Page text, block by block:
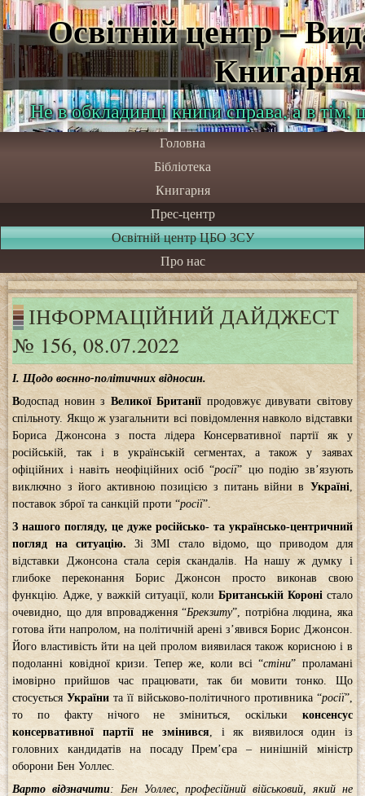
Освітній центр –
Книгарня
Не в обкладинці книги справа, а в
Головна
Бібліотека
Книгарня
Прес-центр
Освітній центр ЦБО ЗСУ
Про нас
ІНФОРМАЦІЙНИЙ ДАЙДЖЕСТ
№ 156, 08.07.2022
І. Щодо воєнно-політичних відносин.
Водоспад новин з Великої Британії продовжує дивувати світову
спільноту. Якщо ж узагальнити всі повідомлення навколо відставки
Бориса Джонсона з поста лідера Консервативної партії як у
російській, так і в українській сегментах, а також у заявах
офіційних і навіть неофіційних осіб “росії” цю подію зв’язують
виключно з його активною позицією з питань війни в Україні
поставок зброї та санкцій проти “росії”.
З нашого погляду, це дуже російсько- та українсько-центричний
погляд на ситуацію. Зі ЗМІ стало відомо, що приводом для
відставки Джонсона стала серія скандалів. На нашу ж думку і
глибоке переконання Борис Джонсон просто виконав свою
функцію. Адже, у важкій ситуації, колиБританській Короні стало
очевидно, що для впровадження “Брекзиту”, потрібна людина, яка
готова йти напролом, на політичній арені з’явився Борис Джонсон.
Його властивість йти на цей пролом виявилася також корисною і в
подоланні ковідної кризи. Тепер же, коли всі “стіни” проламані
імовірно прийшов час працювати, так би мовити тонко. Що
стосуєтьсяУкраїнита її військово-політичного противника “росії”,
то по факту нічого не зміниться, оскільки консенсус
консервативної партії не змінився , і як виявилося один із
головних кандидатів на посаду Прем’єра – нинішній міністр
оборони Бен Уоллес.
Варто відзначити: Бен Уоллес, професійний військовий, який не